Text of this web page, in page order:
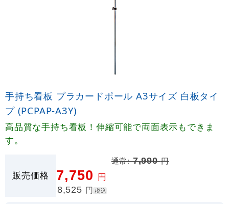
手持ち看板 プラカードポール A3サイズ 白板タイ
プ (PCPAP-A3Y)
高品質な手持ち看板！伸縮可能で両面表示もできま
す。
販売価格
通常:7,990円
7,750 円
8,525 円 税込